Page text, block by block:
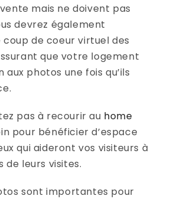
mais ne doivent pas
devrez également
de coeur virtuel des
que votre logement
aux photos une fois qu’ils
pas à recourir au home
pour bénéficier d’espace
qui aideront vos visiteurs à
de leurs visites.
sont importantes pour